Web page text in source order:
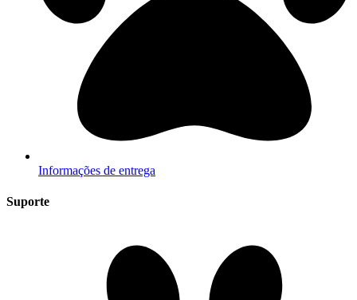
Informações de entrega
Suporte